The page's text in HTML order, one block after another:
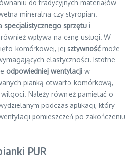
do tradycyjnych materiałów
mineralna czy styropian.
specjalistycznego sprzętu i
wpływa na cenę usługi. W
komórkowej, jej sztywność może
elastyczności. Istotne
odpowiedniej wentylacji w
pianką otwarto-komórkową,
Należy również pamiętać o
podczas aplikacji, który
pomieszczeń po zakończeniu
PUR